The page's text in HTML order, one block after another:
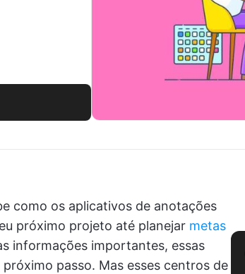
como os aplicativos de anotações
próximo projeto até planejar metas
informações importantes, essas
passo. Mas esses centros de